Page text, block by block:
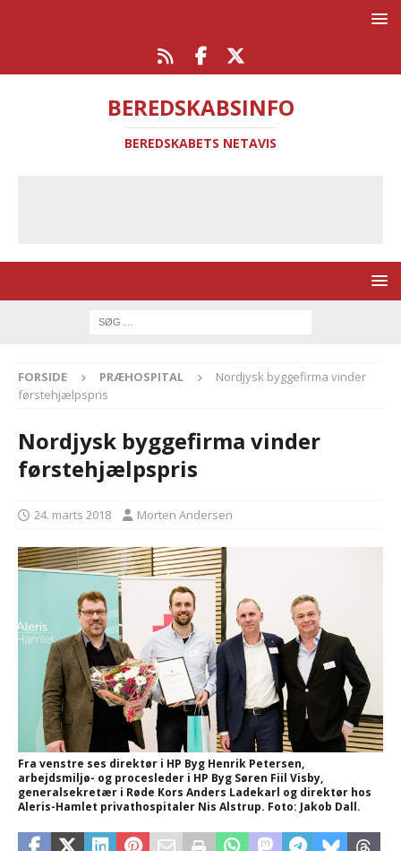
BEREDSKABSINFO
BEREDSKABETS NETAVIS
FORSIDE PRÆHOSPITAL
Nordjysk byggefirma vinder
førstehjælpspris
Nordjysk byggefirma vinder
førstehjælpspris
24. marts 2018 Morten Andersen
Fra venstre ses direktør i HP Byg Henrik Petersen,
arbejdsmiljø- og procesleder i HP Byg Søren Fiil Visby,
generalsekretær i Røde Kors Anders Ladekarl og direktør hos
Aleris-Hamlet privathospitaler Nis Alstrup. Foto: Jakob Dall.